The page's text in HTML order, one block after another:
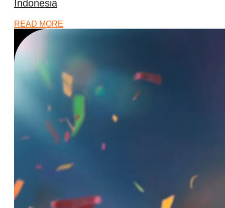
Indonesia
READ MORE